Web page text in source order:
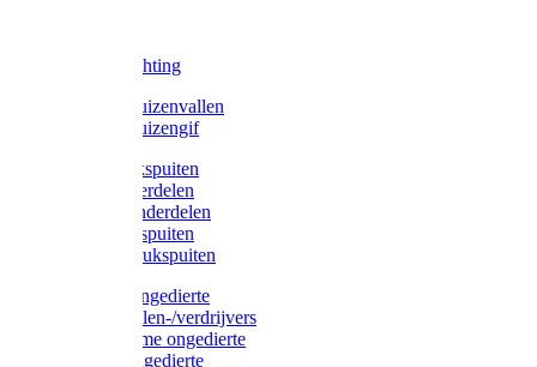
LED verlichting
Ratten / Muizenvallen
Ratten / Muizengif
Gloria drukspuiten
Gloria onderdelen
Gardena onderdelen
Dario drukspuiten
Gardena drukspuiten
Diversen ongedierte
Insectenvallen-/verdrijvers
Protect Home ongedierte
Solabiol ongedierte